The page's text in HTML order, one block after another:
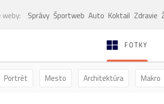
weby: Správy Športweb Auto Koktail Zdravie
FOTKY
Portrét Mesto Architektúra Makro